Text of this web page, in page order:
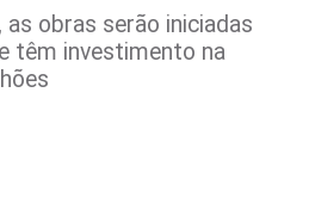
as obras serão iniciadas
têm investimento na